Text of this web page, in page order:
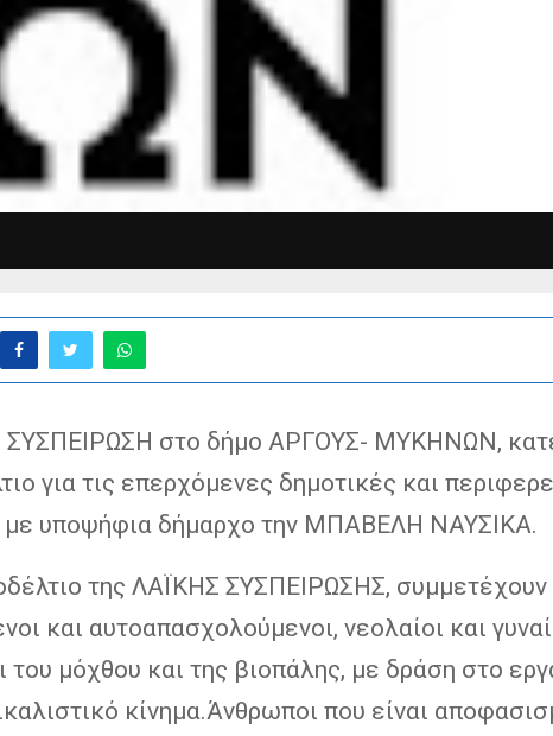
ΣΥΣΠΕΙΡΩΣΗ στο δήμο ΑΡΓΟΥΣ- ΜΥΚΗΝΩΝ,
για τις επερχόμενες δημοτικές και
με υποψήφια δήμαρχο την ΜΠΑΒΕΛΗ ΝΑΥΣΙΚΑ.
της ΛΑΪΚΗΣ ΣΥΣΠΕΙΡΩΣΗΣ, συμμετέχουν
και αυτοαπασχολούμενοι, νεολαίοι και
του μόχθου και της βιοπάλης, με δράση στο
κίνημα.Άνθρωποι που είναι